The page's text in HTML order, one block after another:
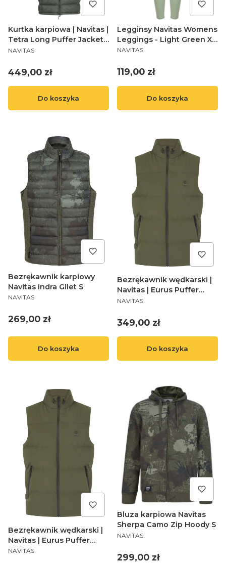
Kurtka karpiowa | Navitas |
Tetra Long Puffer Jacket
S
PRODUCENT
NAVITAS
Cena
449,00 zł
Do koszyka
Legginsy Navitas Womens
Leggings - Light Green XL
(14)
PRODUCENT
NAVITAS
Cena
119,00 zł
Do koszyka
Bezrękawnik karpiowy
Navitas Indra Gilet S
PRODUCENT
NAVITAS
Cena
269,00 zł
Do koszyka
Bezrękawnik wędkarski |
Navitas | Eurus Puffer
Gilet M
PRODUCENT
NAVITAS
Cena
349,00 zł
Do koszyka
Bezrękawnik wędkarski |
Navitas | Eurus Puffer
Gilet S
PRODUCENT
NAVITAS
Bluza karpiowa Navitas
Sherpa Camo Zip Hoody S
PRODUCENT
NAVITAS
Cena
299,00 zł